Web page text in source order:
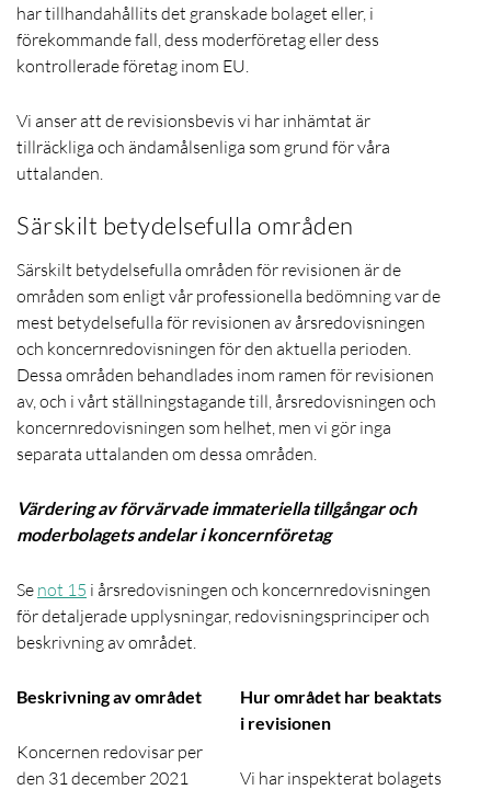
har tillhandahållits det granskade bolaget eller, i
förekommande fall, dess moderföretag eller dess
kontrollerade företag inom EU.
Vi anser att de revisionsbevis vi har inhämtat är
tillräckliga och ändamålsenliga som grund för våra
uttalanden.
Särskilt betydelsefulla områden
Särskilt betydelsefulla områden för revisionen är de
områden som enligt vår professionella bedömning var de
mest betydelsefulla för revisionen av årsredovisningen
och koncernredovisningen för den aktuella perioden.
Dessa områden behandlades inom ramen för revisionen
av, och i vårt ställningstagande till, årsredovisningen och
koncernredovisningen som helhet, men vi gör inga
separata uttalanden om dessa områden.
Värdering av förvärvade immateriella tillgångar och
moderbolagets andelar i koncernföretag
Se not 15 i årsredovisningen och koncernredovisningen
för detaljerade upplysningar, redovisningsprinciper och
beskrivning av området.
Beskrivning av området
Koncernen redovisar per
den 31 december 2021
Hur området har beaktats
i revisionen
Vi har inspekterat bolagets